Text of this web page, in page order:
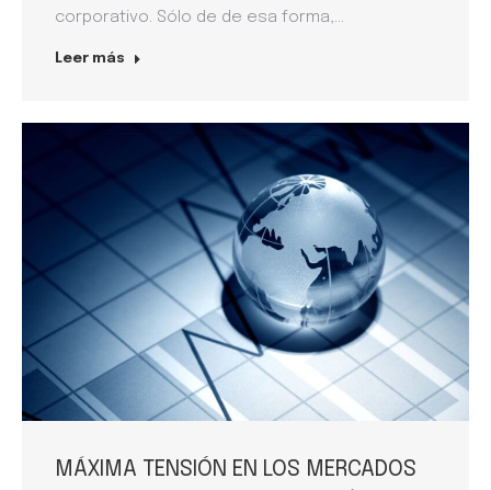
corporativo. Sólo de de esa forma,…
Leer más
MÁXIMA TENSIÓN EN LOS MERCADOS